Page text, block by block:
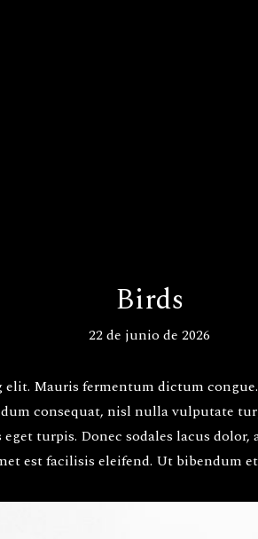
Birds
22 de junio de 2026
Mauris fermentum dictum
consequat, nisl nulla vulputate
turpis. Donec sodales lacus
est facilisis eleifend. Ut bibendum